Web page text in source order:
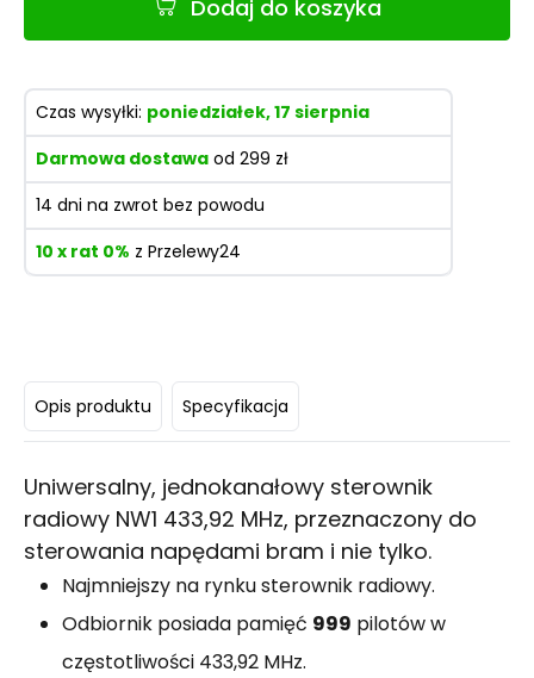
Opis produktu Specyfikacja
Uniwersalny, jednokanałowy sterownik
radiowy NW1 433,92 MHz, przeznaczony do
sterowania napędami bram i nie tylko.
Najmniejszy na rynku sterownik radiowy.
Odbiornik posiada pamięć 999 pilotów w
częstotliwości 433,92 MHz.
Dodaj do koszyka
Czas wysyłki: poniedziałek, 17 sierpnia
Darmowa dostawa od 299 zł
14 dni na zwrot bez powodu
10 x rat 0% z Przelewy24